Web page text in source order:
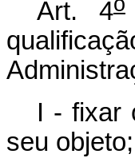
Art. 4
I - fixar
seu objeto;